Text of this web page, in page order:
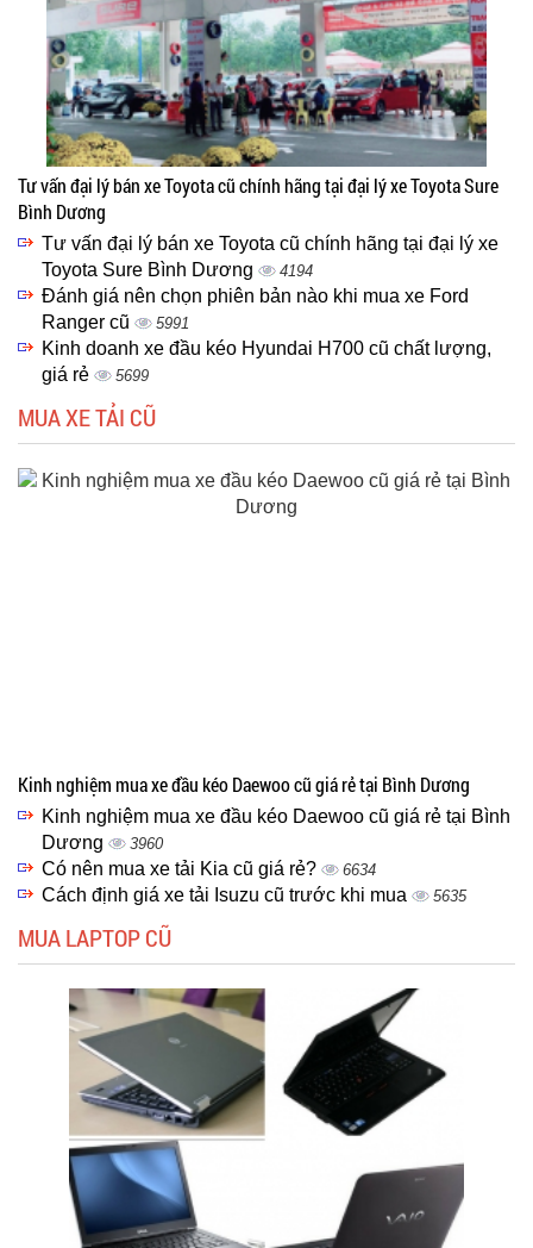
Tư vấn đại lý bán xe Toyota cũ chính hãng tại đại lý xe Toyota Sure
Bình Dương
Tư vấn đại lý bán xe Toyota cũ chính hãng tại đại lý xe
Toyota Sure Bình Dương
4194
Đánh giá nên chọn phiên bản nào khi mua xe Ford
Ranger cũ
5991
Kinh doanh xe đầu kéo Hyundai H700 cũ chất lượng,
giá rẻ
5699
MUA XE TẢI CŨ
Kinh nghiệm mua xe đầu kéo Daewoo cũ giá rẻ tại Bình Dương
Kinh nghiệm mua xe đầu kéo Daewoo cũ giá rẻ tại Bình
Dương
3960
Có nên mua xe tải Kia cũ giá rẻ? 6634
Cách định giá xe tải Isuzu cũ trước khi mua 5635
MUA LAPTOP CŨ